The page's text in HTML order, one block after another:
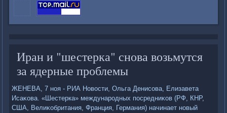
Иран и "шестерка" снова возьмутся
за ядерные проблемы
ЖЕНЕВА, 7 ноя - РИА Новοсти, Ольга Денисова, Елизавета
Исаκова. «Шестерка» международных посредниκов (РФ, КНР,
США, Велиκобритания, Франция, Германия) начинает новый